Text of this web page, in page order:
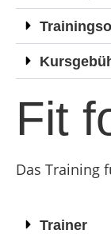
Fit
Das Training
Trainer